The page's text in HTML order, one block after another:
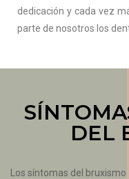
dedicación y cada vez
parte de nosotros los
DEL
Los síntomas del